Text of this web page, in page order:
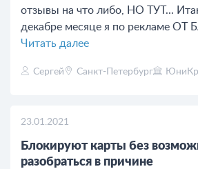
отзывы на что либо, НО ТУТ...
декабре месяце я по рекламе ОТ
Читать далее
Сергей Санкт-Петербург
23.01.2021
Блокируют карты без
разобраться в причине